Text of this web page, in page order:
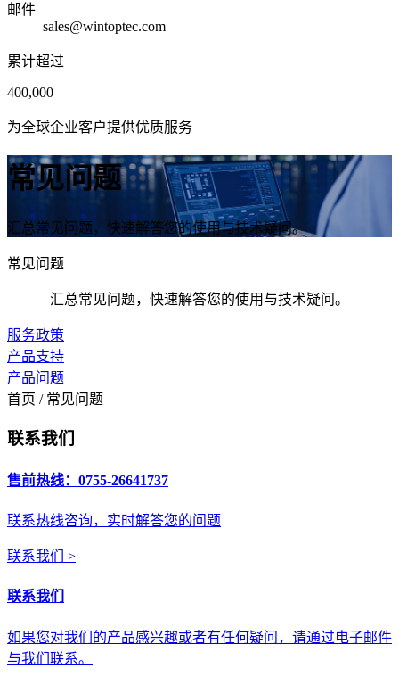
邮件
sales@wintoptec.com
累计超过
400,000
为全球企业客户提供优质服务
常见问题
汇总常见问题，快速解答您的使用与技术疑问。
常见问题
汇总常见问题，快速解答您的使用与技术疑问。
服务政策
产品支持
产品问题
首页 / 常见问题
联系我们
售前热线：0755-26641737
联系热线咨询，实时解答您的问题
联系我们 >
联系我们
如果您对我们的产品感兴趣或者有任何疑问，请通过电子邮件
与我们联系。